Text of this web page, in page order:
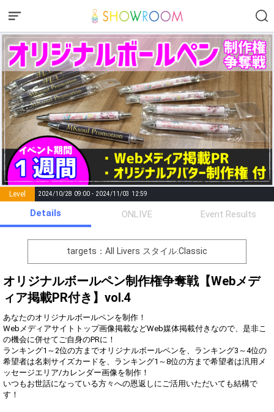
Level 2024/10/28 09:00 - 2024/11/03 12:59
Points List of Goal
number of
positions
Rema
0 Event Begins!
オリジナルアバター制作権獲
得！
Gifting
Throw gifts to the stage and join
the live performance.
First, try throwing free Stars
(once a day)! You can also charge
Show Gold to purchase gifts
(available from 1 JPY)! When you
continue to send gifts to the
performer(s), the performer's
You can post comments. Please
that may offend performers or
other users.
Details ONLIVE Event Results
targets：All Livers スタイル:Classic
オリジナルボールペン制作権争奪戦【Webメデ
ィア掲載PR付き】vol.4
あなたのオリジナルボールペンを制作！
Webメディアサイトトップ画像掲載などWeb媒体掲載付きなので、是非こ
の機会に併せてご自身のPRに！
ランキング1～2位の方までオリジナルボールペンを、ランキング3～4位の
希望者は名刺サイズカードを、ランキング1～8位の方まで希望者は汎用メ
ッセージエリア/カレンダー画像を制作！
いつもお世話になっている方々への恩返しにご活用いただいても結構で
す！